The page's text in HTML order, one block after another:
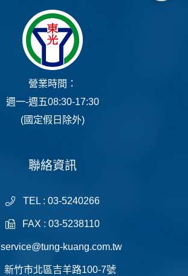
營業時間：
週一-週五08:30-17:30
(國定假日除外)
聯絡資訊
TEL : 03-5240266
FAX : 03-5238110
service@tung-kuang.com.tw
新竹市北區吉羊路100-7號